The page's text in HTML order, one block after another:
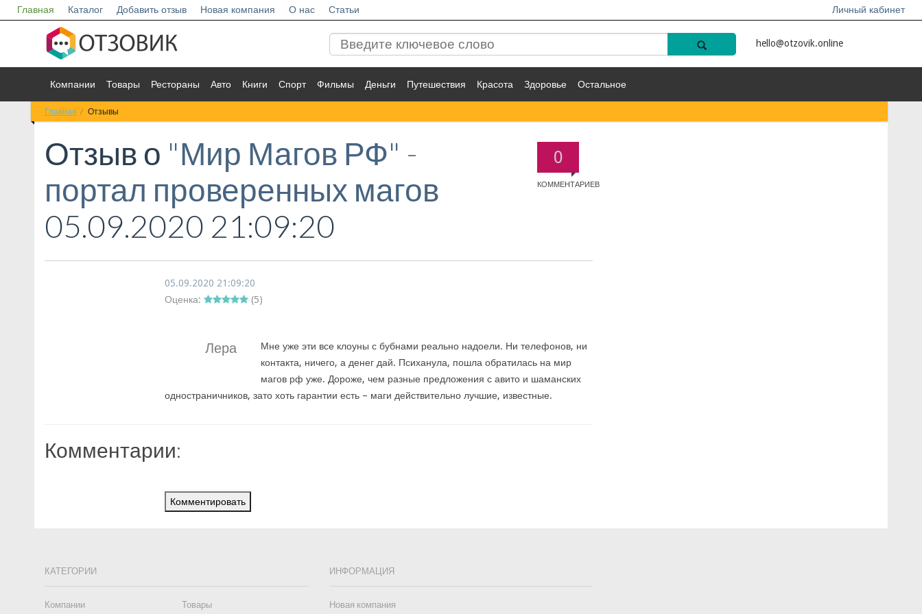
Главная Каталог Добавить отзыв Новая компания О нас Статьи Личный кабинет
hello@otzovik.online
Компании Товары Рестораны Авто Книги Спорт Фильмы Деньги Путешествия Красота Здоровье Остальное
Главная Отзывы
0
КОММЕНТАРИЕВ
Отзыв о "Мир Магов РФ" -
портал проверенных магов
05.09.2020 21:09:20
05.09.2020 21:09:20
Оценка:
(5)
Лера
Мне уже эти все клоуны с бубнами реально надоели. Ни телефонов, ни
контакта, ничего, а денег дай. Психанула, пошла обратилась на мир
магов рф уже. Дороже, чем разные предложения с авито и шаманских
одностраничников, зато хоть гарантии есть – маги действительно лучшие, известные.
Комментарии:
Комментировать
КАТЕГОРИИ
Компании Товары
ИНФОРМАЦИЯ
Новая компания